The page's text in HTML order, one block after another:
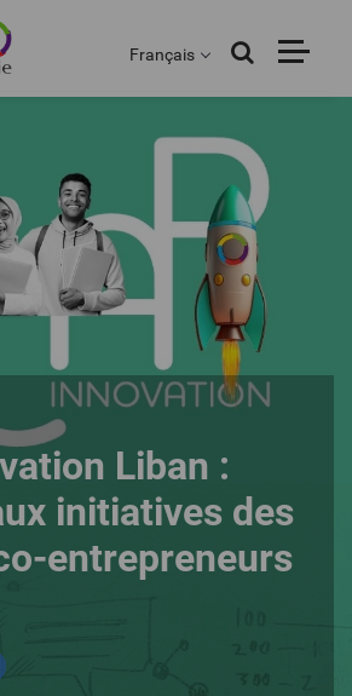
Français
Liban :
initiatives des
entrepreneurs